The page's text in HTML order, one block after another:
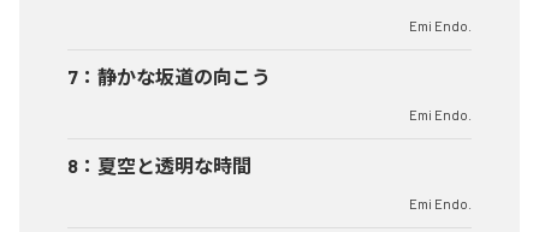
Emi Endo.
7 ： 静かな坂道の向こう
Emi Endo.
8 ： 夏空と透明な時間
Emi Endo.